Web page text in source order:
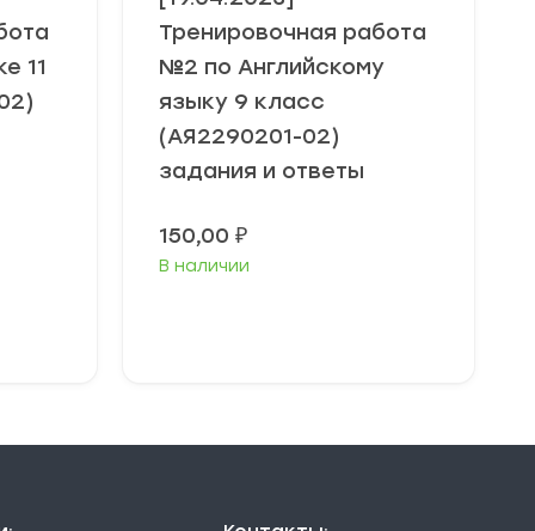
11
Тренировочная работа
№2 по Английскому
языку 9 класс
(АЯ2290201-02)
задания и ответы
150,00 ₽
В наличии